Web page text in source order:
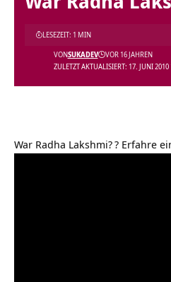
ZULETZT AKTUALISIERT: 17. JUNI 2010
VONSUKADEV VOR 16 JAHREN
LESEZEIT: 1 MIN
War Radha Lakshmi?? Erfahre